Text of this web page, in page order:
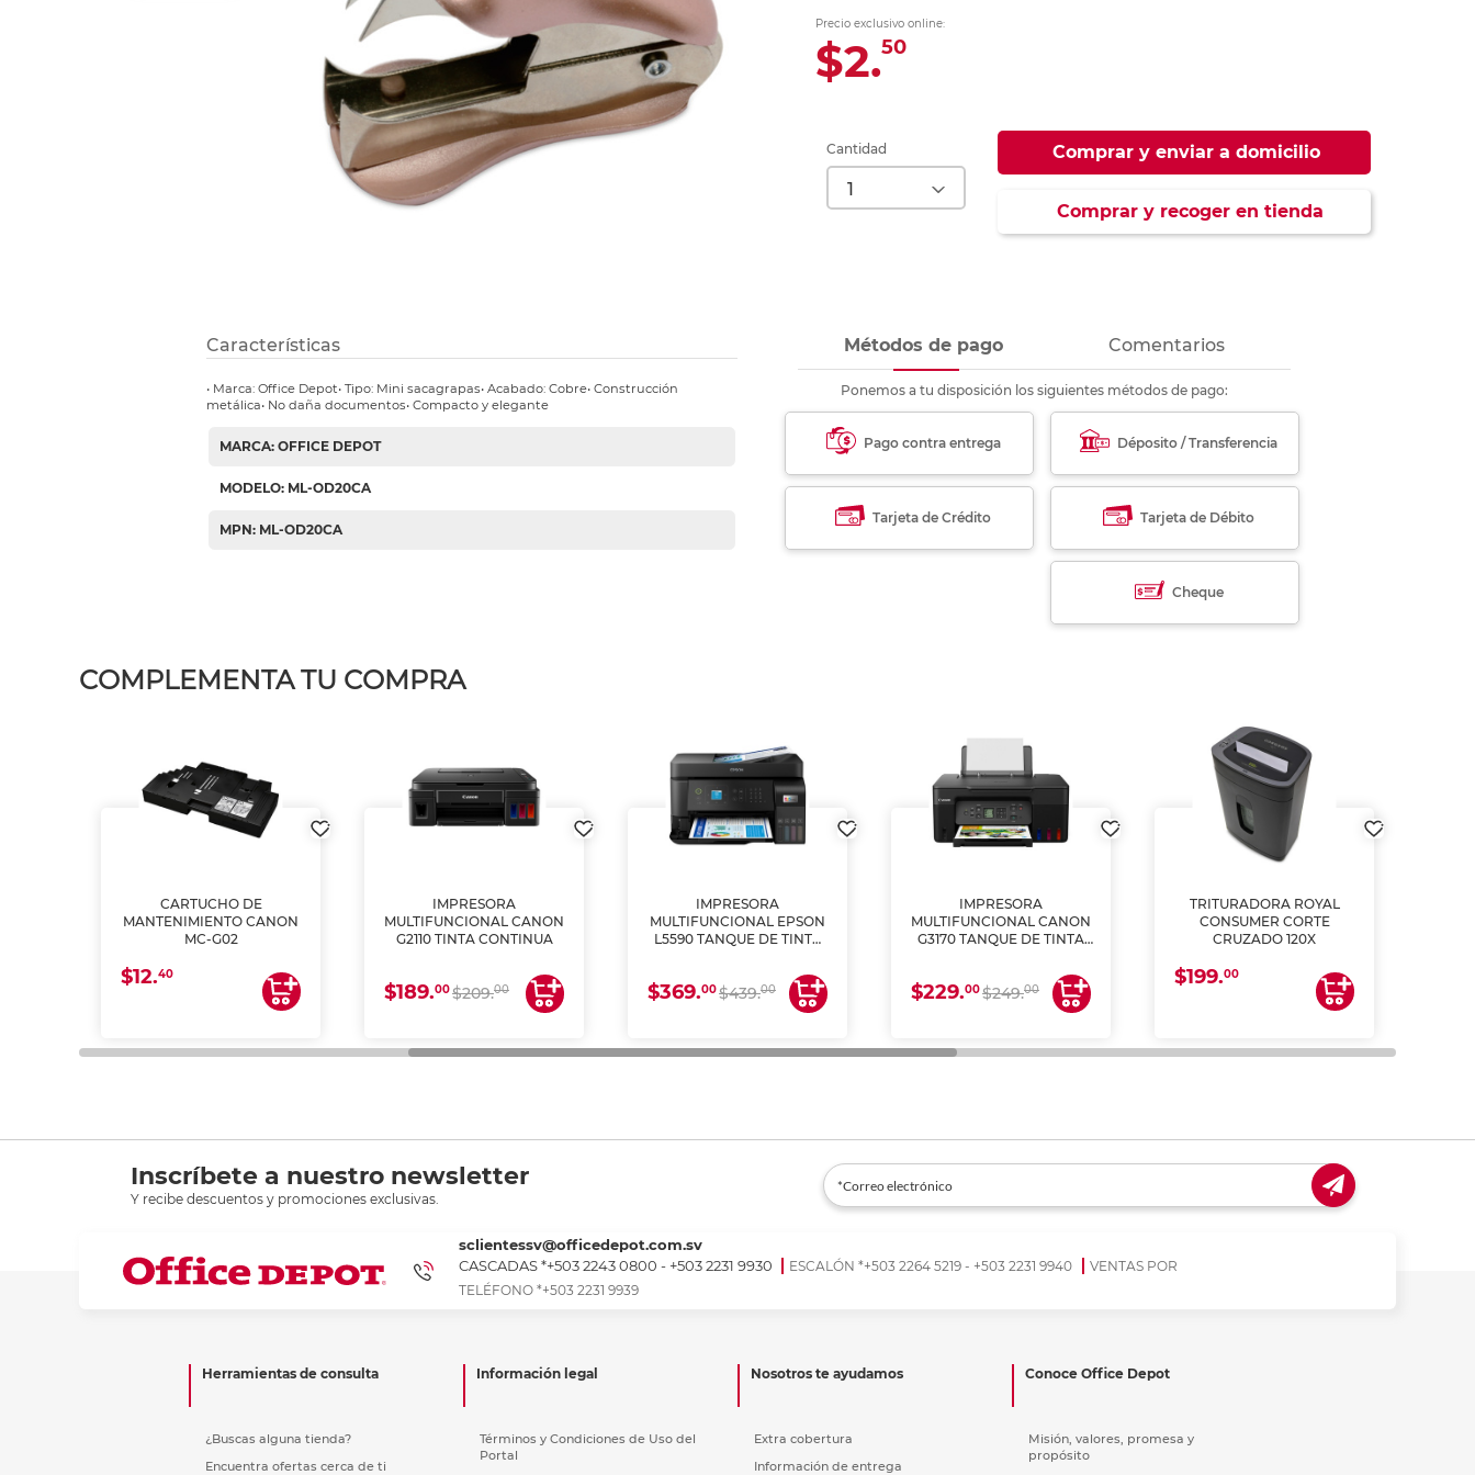
Refuerzos para carpeta
Ver más
Precio exclusivo online:
$2.50
Cantidad Comprar y enviar a domicilio
Comprar y recoger en tienda
Características
• Marca: Office Depot• Tipo: Mini sacagrapas• Acabado: Cobre• Construcción
metálica• No daña documentos• Compacto y elegante
MARCA: OFFICE DEPOT
MODELO: ML-OD20CA
MPN: ML-OD20CA
Métodos de pago Comentarios
Ponemos a tu disposición los siguientes métodos de pago:
Pago contra entrega Déposito / Transferencia
Tarjeta de Crédito Tarjeta de Débito
Cheque
COMPLEMENTA TU COMPRA
CARTUCHO DE
MANTENIMIENTO CANON
MC-G02
$12.40
IMPRESORA
MULTIFUNCIONAL CANON
G2110 TINTA CONTINUA
$189.00$209.00
IMPRESORA
MULTIFUNCIONAL EPSON
L5590 TANQUE DE TINTA
$369.00$439.00
IMPRESORA
MULTIFUNCIONAL CANON
G3170 TANQUE DE TINTA
$229.00$249.00
TRITURADORA ROYAL
CONSUMER CORTE
CRUZADO 120X
$199.00
Inscríbete a nuestro newsletter
Y recibe descuentos y promociones exclusivas.
sclientessv@officedepot.com.sv
CASCADAS *+503 2243 0800 - +503 2231 9930
ESCALÓN *+503 2264 5219 - +503 2231 9940
VENTAS POR
TELÉFONO *+503 2231 9939
Herramientas de consulta
¿Buscas alguna tienda?
Encuentra ofertas cerca de ti
Información legal
Términos y Condiciones de Uso del
Portal
Nosotros te ayudamos
Extra cobertura
Información de entrega
Conoce Office Depot
Misión, valores, promesa y
propósito